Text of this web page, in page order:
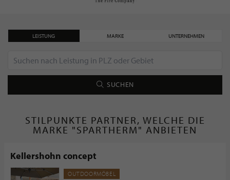
LEISTUNG MARKE UNTERNEHMEN
SUCHEN
STILPUNKTE PARTNER, WELCHE DIE
MARKE "SPARTHERM" ANBIETEN
Kellershohn concept
OUTDOORMÖBEL